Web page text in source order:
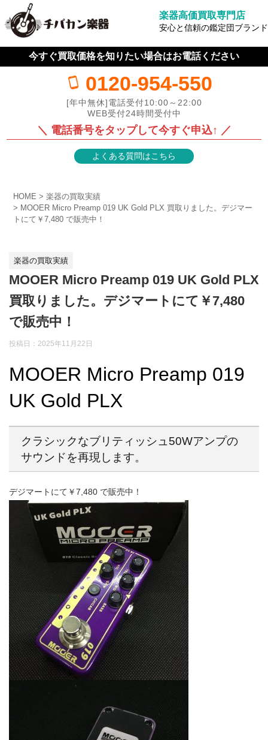
楽器高価買取専門店
安心と信頼の鑑定団ブランド
今すぐ買取価格を知りたい場合はお電話ください
0120-954-550
[年中無休]電話受付10:00～22:00
WEB受付24時間受付中
＼ 電話番号をタップして今すぐ申込↑ ／
よくある質問はこちら
HOME
楽器の買取実績
MOOER Micro Preamp 019 UK Gold PLX 買取りました。デジマー
トにて￥7,480 で販売中！
楽器の買取実績
MOOER Micro Preamp 019 UK Gold PLX
買取りました。デジマートにて￥7,480
で販売中！
投稿日：2025年11月22日
MOOER Micro Preamp 019
UK Gold PLX
クラシックなブリティッシュ50Wアンプの
サウンドを再現します。
デジマートにて￥7,480 で販売中！